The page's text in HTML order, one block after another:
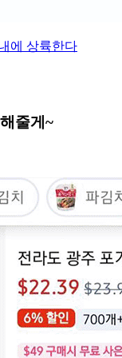
에 상륙한다
줄게~